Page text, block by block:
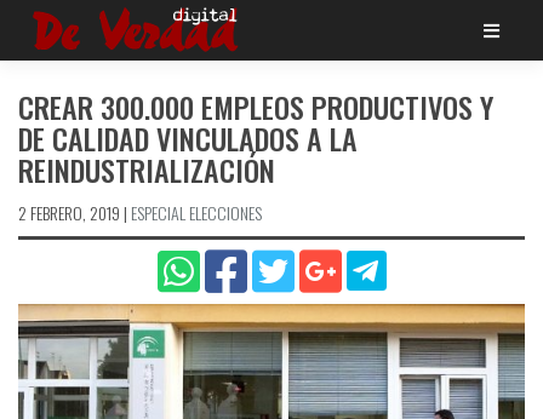
Saltar
CREAR 300.000 EMPLEOS PRODUCTIVOS Y
DE CALIDAD VINCULADOS A LA
REINDUSTRIALIZACIÓN
2 FEBRERO, 2019 | ESPECIAL ELECCIONES